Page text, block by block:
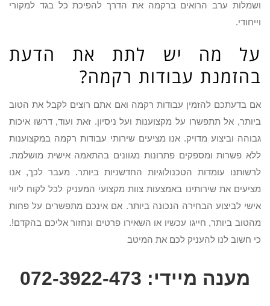
ושמלות ערב הרואים ברקמה את הדרך להפיכת כל בגד למקורי
וייחודי.
על מה יש לתת את הדעת
בהזמנת עבודות רקמה?
אם בדעתכם להזמין עבודות רקמה ואם אתם רוצים לקבל את הטוב
ביותר, אל תתפשרו על מקצוענות ועל ניסיון. זאת ועוד, דרשו איכות
גבוהה וביצוע מדויק. אנו מציעים שירותי עבודות רקמה במקצוענות
ללא פשרות ומספקים פתרונות מגוונים בהתאמה אישית מושלמת.
לרשותנו עומדות הטכנולוגיות החדשניות ביותר. מעבר לכך, אנו
מציעים את שירותינו באמצעות צוות מקצועי המעניק לכל לקוח ליווי
אישי לביצוע הבחירה הנכונה ביותר. אם אינכם מתפשרים על פחות
מהטוב ביותר, חייגו עכשיו או השאירו פרטים ונחזור אליכם בהקדם!.
כי חשוב לנו להעניק לכם את המיטב
מענה מיידי: 072-3922-473